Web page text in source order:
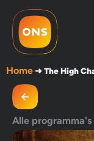
Home➜The High
Alle programma's